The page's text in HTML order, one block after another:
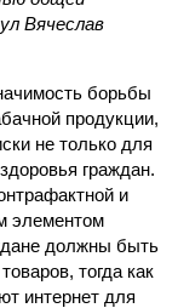
Вячеслав
борьбы
продукции,
не только для
граждан.
и
элементом
должны быть
тогда как
интернет для